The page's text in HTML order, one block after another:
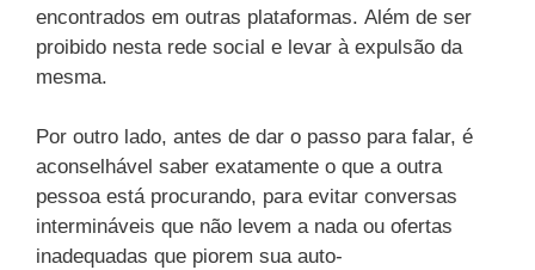
encontrados em outras plataformas. Além de ser
proibido nesta rede social e levar à expulsão da
mesma.
Por outro lado, antes de dar o passo para falar, é
aconselhável saber exatamente o que a outra
pessoa está procurando, para evitar conversas
intermináveis ​​que não levem a nada ou ofertas
inadequadas que piorem sua auto-